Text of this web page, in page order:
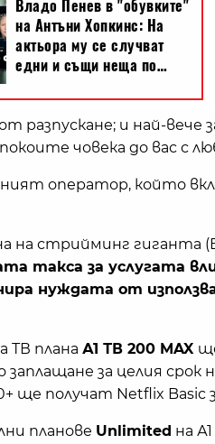
разпускане; и най-вече
човека до вас с
оператор, който
на стрийминг гиганта
такса за услугата
нуждата от
ТВ плана А1 ТВ 200 MAX
за целия срок
ще получат Netflix Basic
планове Unlimited на